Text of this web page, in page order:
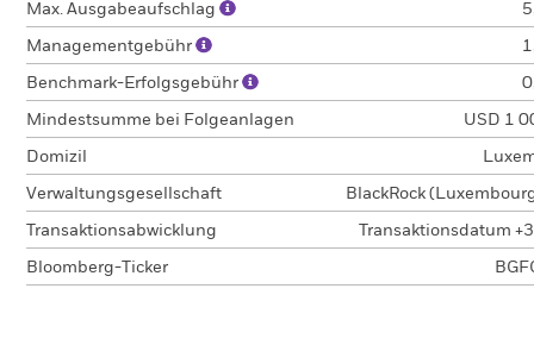
Max. Ausgabeaufschlag
Managementgebühr
Benchmark-Erfolgsgebühr
Mindestsumme bei Folgeanlagen USD 1
Domizil
Verwaltungsgesellschaft BlackRock
Transaktionsabwicklung Transaktionsdatum
Bloomberg-Ticker